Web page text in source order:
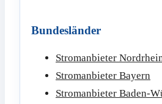
Bundesländer
Stromanbieter
Stromanbieter Bayern
Stromanbieter Baden-